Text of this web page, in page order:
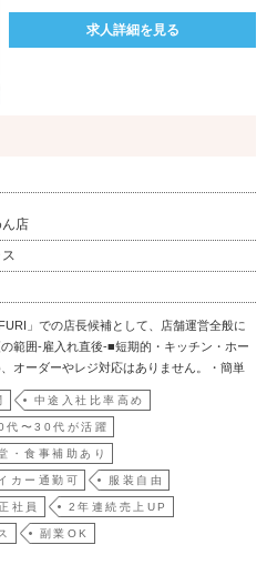
求人詳細を見る
店
」での店長候補として、店舗運営全般に
範囲-雇入れ直後-■短期的・キッチン・ホー
オーダーやレジ対応はありません。・簡単
り付け)→基本はセントラルキッチンで管理し
の最終調整など簡単な作業がメインで
中途入社比率高め
代〜30代が活躍
・食事補助あり
カー通勤可 服装自由
社員 2年連続売上UP
副業OK